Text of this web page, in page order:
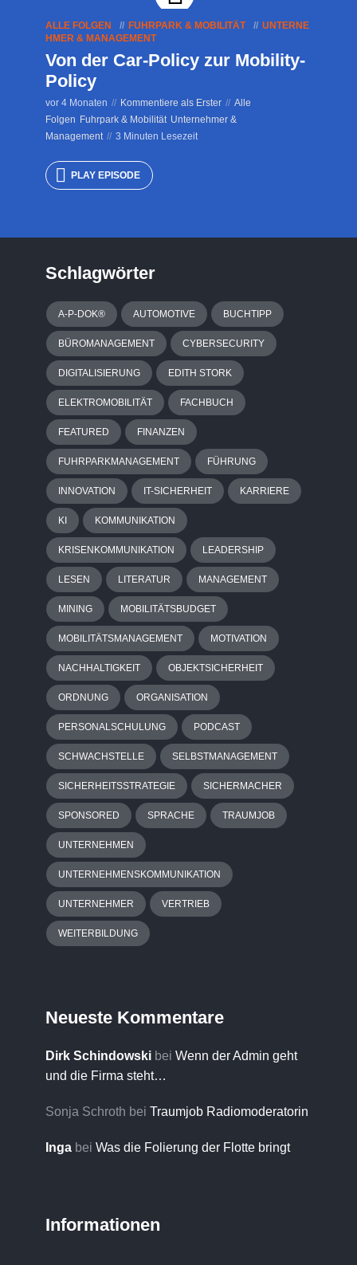
ALLE FOLGEN FUHRPARK & MOBILITÄT
UNTERNE
HMER & MANAGEMENT
Von der Car-Policy zur Mobility-
Policy
vor 4 Monaten Kommentiere als Erster
Alle
Folgen Fuhrpark & Mobilität Unternehmer &
Management
3 Minuten Lesezeit
PLAY EPISODE
Schlagwörter
A-P-DOK® AUTOMOTIVE BUCHTIPP
BÜROMANAGEMENT CYBERSECURITY
DIGITALISIERUNG EDITH STORK
ELEKTROMOBILITÄT FACHBUCH
FEATURED FINANZEN
FUHRPARKMANAGEMENT FÜHRUNG
INNOVATION IT-SICHERHEIT KARRIERE
KI KOMMUNIKATION
KRISENKOMMUNIKATION LEADERSHIP
LESEN LITERATUR MANAGEMENT
MINING MOBILITÄTSBUDGET
MOBILITÄTSMANAGEMENT MOTIVATION
NACHHALTIGKEIT OBJEKTSICHERHEIT
ORDNUNG ORGANISATION
PERSONALSCHULUNG PODCAST
SCHWACHSTELLE SELBSTMANAGEMENT
SICHERHEITSSTRATEGIE SICHERMACHER
SPONSORED SPRACHE TRAUMJOB
UNTERNEHMEN
UNTERNEHMENSKOMMUNIKATION
UNTERNEHMER VERTRIEB
WEITERBILDUNG
Neueste Kommentare
Dirk Schindowski bei Wenn der Admin geht
und die Firma steht…
Sonja Schroth bei Traumjob Radiomoderatorin
Inga bei Was die Folierung der Flotte bringt
Informationen